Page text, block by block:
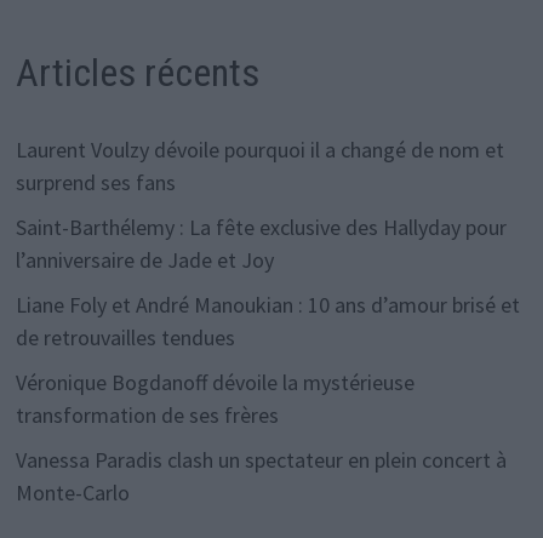
Articles récents
Laurent Voulzy dévoile pourquoi il a changé de nom et
surprend ses fans
Saint-Barthélemy : La fête exclusive des Hallyday pour
l’anniversaire de Jade et Joy
Liane Foly et André Manoukian : 10 ans d’amour brisé et
de retrouvailles tendues
Véronique Bogdanoff dévoile la mystérieuse
transformation de ses frères
Vanessa Paradis clash un spectateur en plein concert à
Monte-Carlo